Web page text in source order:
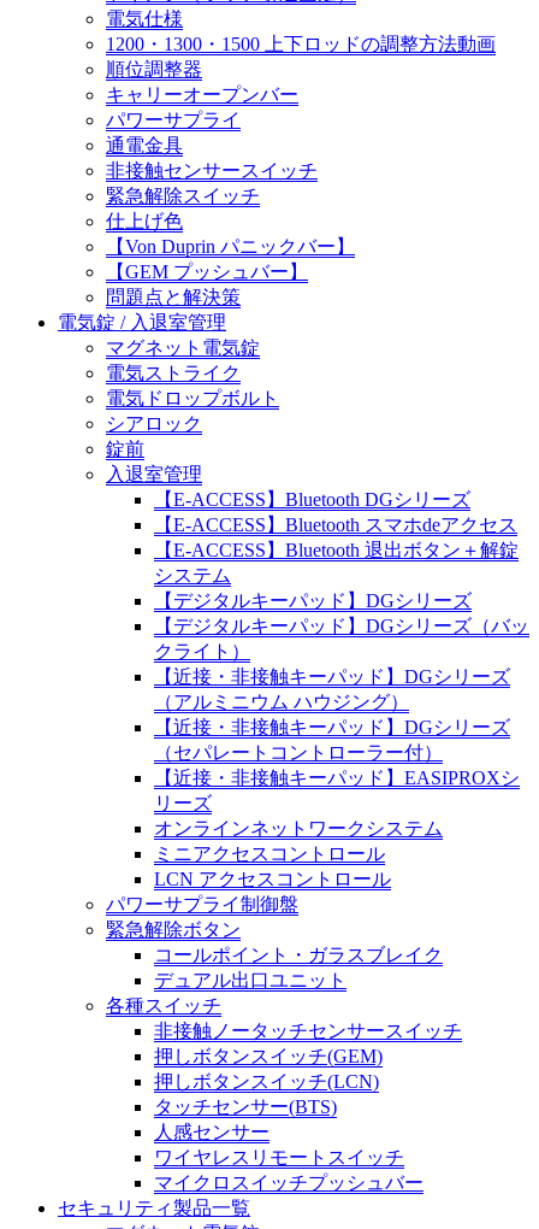
電気仕様
1200・1300・1500 上下ロッドの調整方法動画
順位調整器
キャリーオープンバー
パワーサプライ
通電金具
非接触センサースイッチ
緊急解除スイッチ
仕上げ色
【Von Duprin パニックバー】
【GEM プッシュバー】
問題点と解決策
電気錠 / 入退室管理
マグネット電気錠
電気ストライク
電気ドロップボルト
シアロック
錠前
入退室管理
【E-ACCESS】Bluetooth DGシリーズ
【E-ACCESS】Bluetooth スマホdeアクセス
【E-ACCESS】Bluetooth 退出ボタン＋解錠
システム
【デジタルキーパッド】DGシリーズ
【デジタルキーパッド】DGシリーズ（バッ
クライト）
【近接・非接触キーパッド】DGシリーズ
（アルミニウム ハウジング）
【近接・非接触キーパッド】DGシリーズ
（セパレートコントローラー付）
【近接・非接触キーパッド】EASIPROXシ
リーズ
オンラインネットワークシステム
ミニアクセスコントロール
LCN アクセスコントロール
パワーサプライ制御盤
緊急解除ボタン
コールポイント・ガラスブレイク
デュアル出口ユニット
各種スイッチ
非接触ノータッチセンサースイッチ
押しボタンスイッチ(GEM)
押しボタンスイッチ(LCN)
タッチセンサー(BTS)
人感センサー
ワイヤレスリモートスイッチ
マイクロスイッチプッシュバー
セキュリティ製品一覧